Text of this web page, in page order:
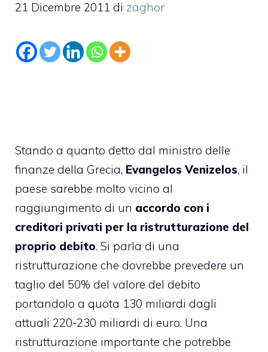
21 Dicembre 2011 di zaghor
Stando a quanto detto dal ministro delle
finanze della Grecia, Evangelos Venizelos, il
paese sarebbe molto vicino al
raggiungimento di un accordo con i
creditori privati per la ristrutturazione del
proprio debito. Si parla di una
ristrutturazione che dovrebbe prevedere un
taglio del 50% del valore del debito
portandolo a quota 130 miliardi dagli
attuali 220-230 miliardi di euro. Una
ristrutturazione importante che potrebbe